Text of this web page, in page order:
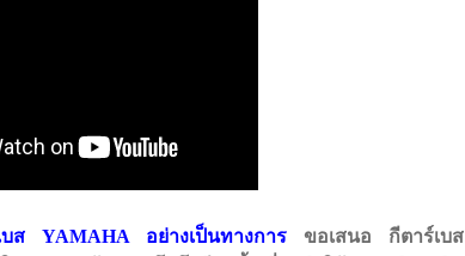
ส YAMAHA อย่างเป็นทางการขอเสนอ กีตาร์เบส